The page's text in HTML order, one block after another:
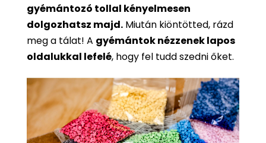
gyémántozó tollal kényelmesen
dolgozhatsz majd. Miután kiöntötted, rázd
meg a tálat! A gyémántok nézzenek lapos
oldalukkal lefelé, hogy fel tudd szedni őket.